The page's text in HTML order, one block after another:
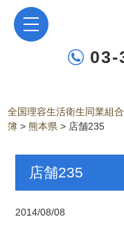
03-
全国理容生活衛生同業組
簿 >熊本県 > 店舗235
店舗235
2014/08/08